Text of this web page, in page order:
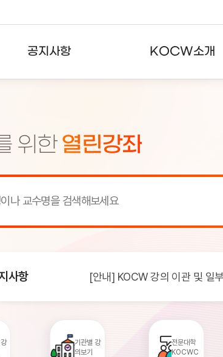
공지사항
주요통계현황
KOCW소개
위한 열린강좌
사항
[서비스점검] KOCW 서비스
[안내] KOCW 강의 이관 및 일
[안내] 2026년 대학정보공시
기관별 강
의보기
전문대학
KOCWC